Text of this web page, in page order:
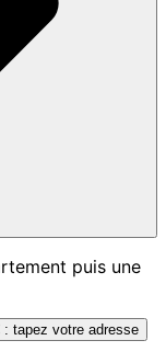
puis une
: tapez votre adresse